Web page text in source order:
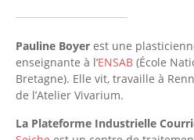
Pauline Boyer est une
enseignante à l’ENSAB (École
Bretagne). Elle vit, travaille à
de l’Atelier Vivarium.
La Plateforme Industrielle